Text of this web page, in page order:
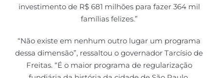
investimento de R$ 681 milhões para fazer 364 mil
famílias felizes.”
“Não existe em nenhum outro lugar um programa
dessa dimensão”, ressaltou o governador Tarcísio de
Freitas. “É o maior programa de regularização